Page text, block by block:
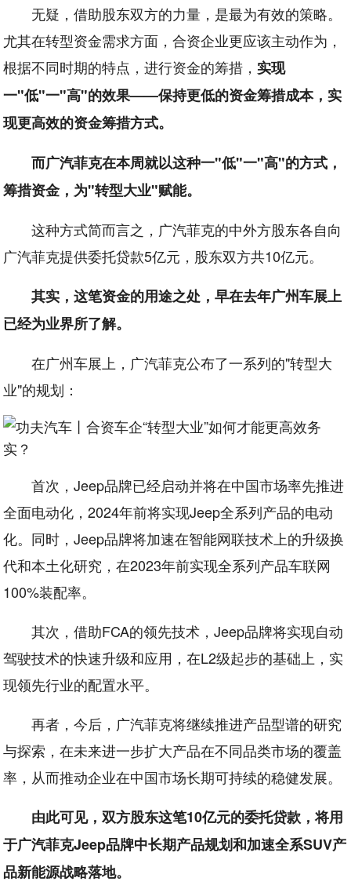
无疑，借助股东双方的力量，是最为有效的策略。
尤其在转型资金需求方面，合资企业更应该主动作为，
根据不同时期的特点，进行资金的筹措， 实现
一"低"一"高"的效果——保持更低的资金筹措成本，实
现更高效的资金筹措方式。
而广汽菲克在本周就以这种一"低"一"高"的方式，
筹措资金，为"转型大业"赋能。
这种方式简而言之，广汽菲克的中外方股东各自向
广汽菲克提供委托贷款5亿元，股东双方共10亿元。
其实，这笔资金的用途之处，早在去年广州车展上
已经为业界所了解。
在广州车展上，广汽菲克公布了一系列的"转型大
业"的规划：
首次，Jeep品牌已经启动并将在中国市场率先推进
全面电动化，2024年前将实现Jeep全系列产品的电动
化。同时，Jeep品牌将加速在智能网联技术上的升级换
代和本土化研究，在2023年前实现全系列产品车联网
100%装配率。
其次，借助FCA的领先技术，Jeep品牌将实现自动
驾驶技术的快速升级和应用，在L2级起步的基础上，实
现领先行业的配置水平。
再者，今后，广汽菲克将继续推进产品型谱的研究
与探索，在未来进一步扩大产品在不同品类市场的覆盖
率，从而推动企业在中国市场长期可持续的稳健发展。
由此可见，双方股东这笔10亿元的委托贷款，将用
于广汽菲克Jeep品牌中长期产品规划和加速全系SUV产
品新能源战略落地。